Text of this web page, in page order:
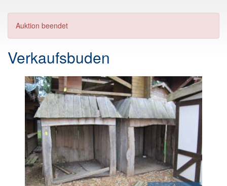
Auktion beendet
Verkaufsbuden